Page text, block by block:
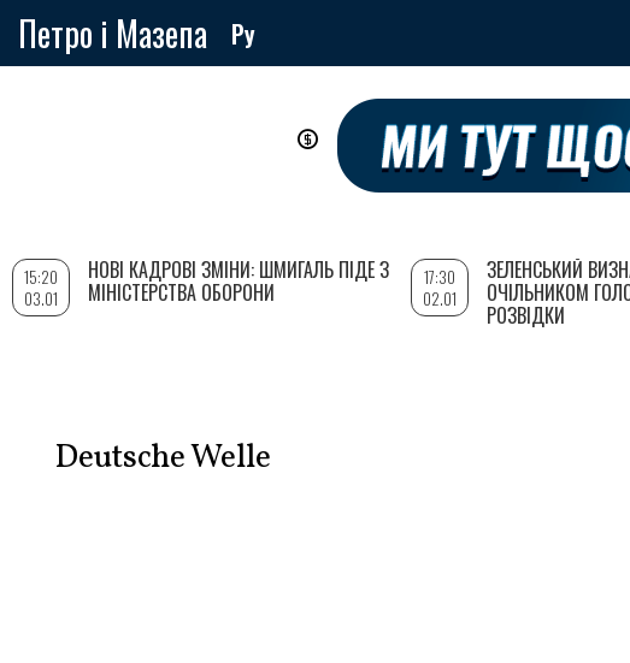
Петро і Мазепа Ру
Deutsche Welle
15:20
03.01
НОВІ КАДРОВІ ЗМІНИ: ШМИГАЛЬ ПІДЕ З
МІНІСТЕРСТВА ОБОРОНИ
17:30
02.01
ЗЕЛЕНСЬКИЙ
ОЧІЛЬНИКОМ
РОЗВІДКИ